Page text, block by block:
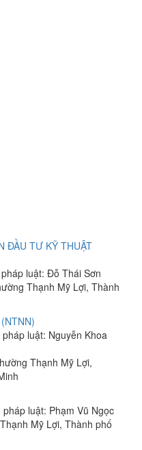
ĐẦU TƯ KỸ THUẬT
luật: Đỗ Thái Sơn
Thạnh Mỹ Lợi, Thành
luật: Nguyễn Khoa
Thạnh Mỹ Lợi,
luật: Phạm Vũ Ngọc
Mỹ Lợi, Thành phố